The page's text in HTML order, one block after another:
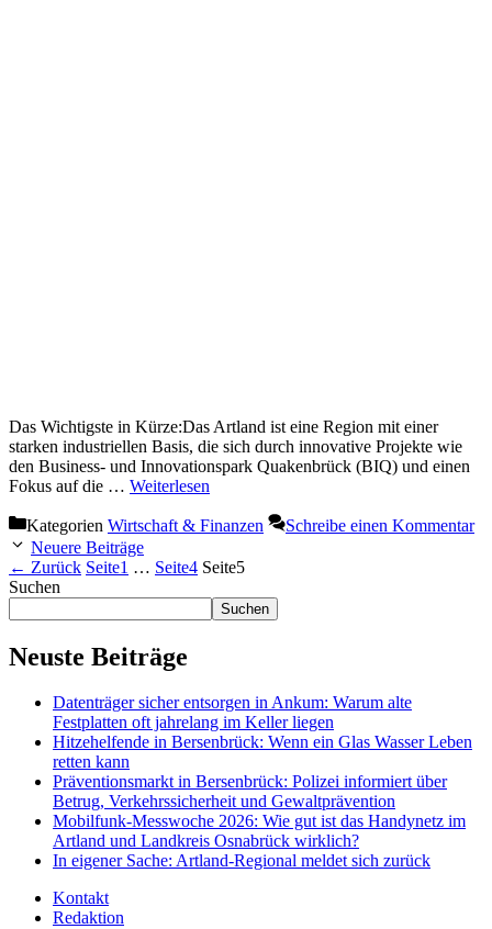
Das Wichtigste in Kürze:Das Artland ist eine Region mit einer
starken industriellen Basis, die sich durch innovative Projekte wie
den Business- und Innovationspark Quakenbrück (BIQ) und einen
Fokus auf die … Weiterlesen
Kategorien Wirtschaft & Finanzen
Schreibe einen Kommentar
Neuere Beiträge
← Zurück Seite1 … Seite4 Seite5
Suchen
Suchen
Neuste Beiträge
Datenträger sicher entsorgen in Ankum: Warum alte
Festplatten oft jahrelang im Keller liegen
Hitzehelfende in Bersenbrück: Wenn ein Glas Wasser Leben
retten kann
Präventionsmarkt in Bersenbrück: Polizei informiert über
Betrug, Verkehrssicherheit und Gewaltprävention
Mobilfunk-Messwoche 2026: Wie gut ist das Handynetz im
Artland und Landkreis Osnabrück wirklich?
In eigener Sache: Artland-Regional meldet sich zurück
Kontakt
Redaktion